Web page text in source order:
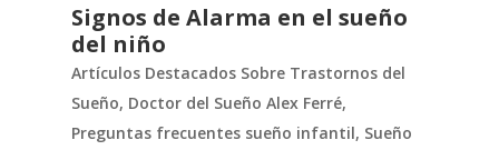
Signos de Alarma en el sueño
del niño
Artículos Destacados Sobre Trastornos del
Sueño, Doctor del Sueño Alex Ferré,
Preguntas frecuentes sueño infantil, Sueño